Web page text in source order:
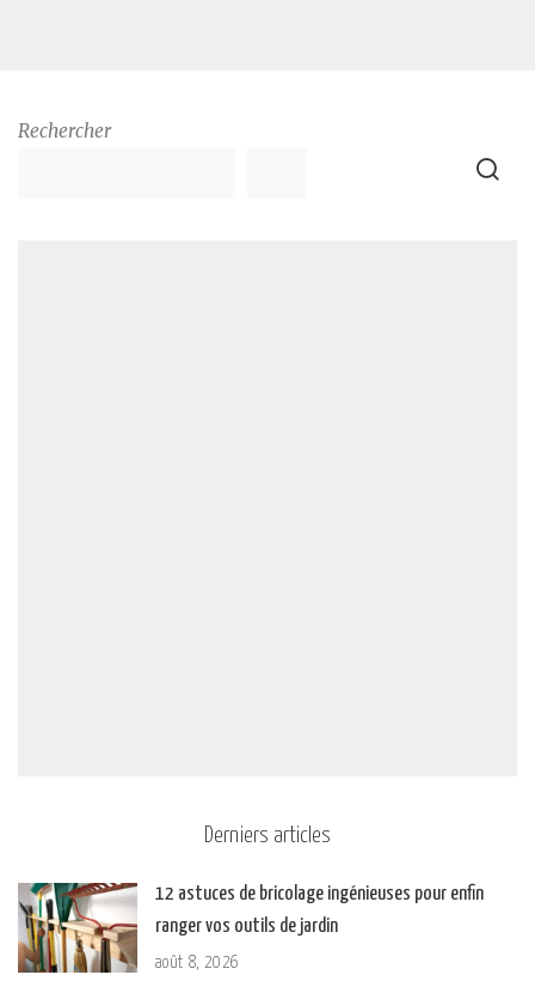
Rechercher
Derniers articles
12 astuces de bricolage ingénieuses pour enfin
ranger vos outils de jardin
août 8, 2026